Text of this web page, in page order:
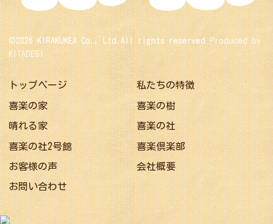
©2026 KIRAKUKEA Co., Ltd.All rights reserved
Produced by
KITADESI
トップページ 私たちの特徴
喜楽の家 喜楽の樹
晴れる家 喜楽の社
喜楽の社2号館 喜楽倶楽部
お客様の声 会社概要
お問い合わせ